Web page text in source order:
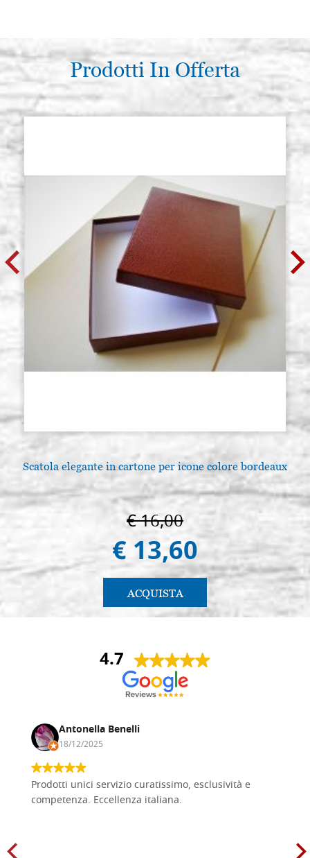
Prodotti In Offerta
Scatola elegante in cartone per icone colore bordeaux
€ 16,00
€ 13,60
ACQUISTA
4.7
Antonella Benelli
18/12/2025
Prodotti unici servizio curatissimo, esclusività e
competenza. Eccellenza italiana.